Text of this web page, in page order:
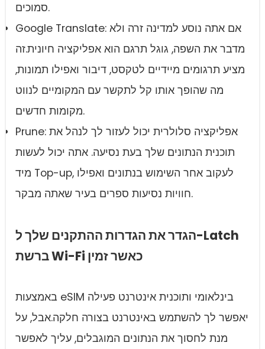
סמוכים.
Google Translate: אם אתה נוסע למדינה זרה ולא
מדבר את השפה, גוגל תרגם הוא אפליקציה חיונית.זה
מציע תרגומים מיידיים לטקסט, דיבור ואפילו תמונות,
מה שהופך אותו קל לתקשר עם המקומיים לנווט
מקומות חדשים.
Prune: אפליקציה סלולרית יכול לעזור לך לנהל את
תוכנית הנתונים שלך בעת נסיעה. אתה יכול לעשות
מיד Top-up, לעקוב אחר השימוש בנתונים ואפילו
חוויות נסיעות ספרים בעיר שאתה מבקר.
הגדר את הגדרות ההתקנים שלך ל-Latch
ברשת Wi-Fi כאשר זמין
באמצעות eSIM בינלאומי ותוכנית אינטרנט פעילה
יאפשר לך להשתמש באינטרנט בצורה חלקה.אבל, על
מנת לחסוך את הנתונים המוגבלים, עליך לאפשר